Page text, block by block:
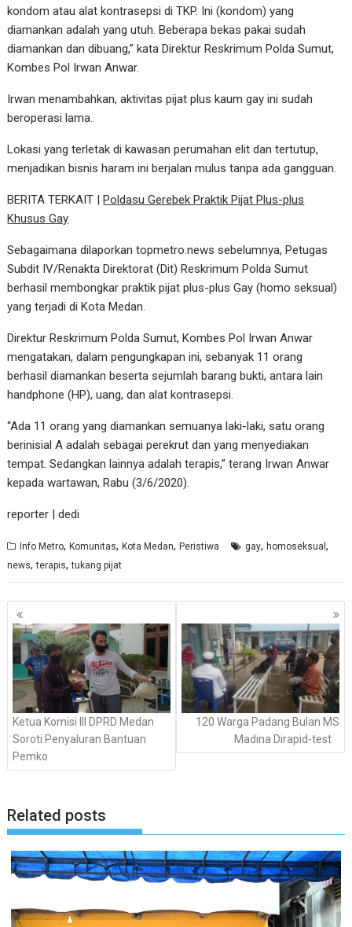
kondom atau alat kontrasepsi di TKP. Ini (kondom) yang
diamankan adalah yang utuh. Beberapa bekas pakai sudah
diamankan dan dibuang,” kata Direktur Reskrimum Polda Sumut,
Kombes Pol Irwan Anwar.
Irwan menambahkan, aktivitas pijat plus kaum gay ini sudah
beroperasi lama.
Lokasi yang terletak di kawasan perumahan elit dan tertutup,
menjadikan bisnis haram ini berjalan mulus tanpa ada gangguan.
BERITA TERKAIT |Poldasu Gerebek Praktik Pijat Plus-plus
Khusus Gay
Sebagaimana dilaporkan topmetro.news sebelumnya, Petugas
Subdit IV/Renakta Direktorat (Dit) Reskrimum Polda Sumut
berhasil membongkar praktik pijat plus-plus Gay (homo seksual)
yang terjadi di Kota Medan.
Direktur Reskrimum Polda Sumut, Kombes Pol Irwan Anwar
mengatakan, dalam pengungkapan ini, sebanyak 11 orang
berhasil diamankan beserta sejumlah barang bukti, antara lain
handphone (HP), uang, dan alat kontrasepsi.
“Ada 11 orang yang diamankan semuanya laki-laki, satu orang
berinisial A adalah sebagai perekrut dan yang menyediakan
tempat. Sedangkan lainnya adalah terapis,” terang Irwan Anwar
kepada wartawan, Rabu (3/6/2020).
reporter | dedi
Info Metro,Komunitas,Kota Medan,Peristiwa gay,homoseksual,
news,terapis,tukang pijat
Navigasi
pos
Ketua Komisi III DPRD Medan
Soroti Penyaluran Bantuan
Pemko
120 Warga Padang Bulan MS
Madina Dirapid-test
Related posts